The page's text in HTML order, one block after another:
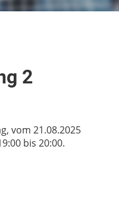
2
vom 21.08.2025
bis 20:00.